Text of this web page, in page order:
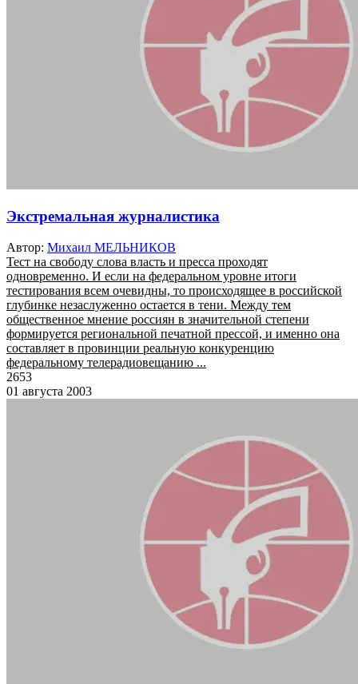
Экстремальная журналистика
Автор: Михаил МЕЛЬНИКОВ
Тест на свободу слова власть и пресса проходят
одновременно. И если на федеральном уровне итоги
тестирования всем очевидны, то происходящее в российской
глубинке незаслуженно остается в тени. Между тем
общественное мнение россиян в значительной степени
формируется региональной печатной прессой, и именно она
составляет в провинции реальную конкуренцию
федеральному телерадиовещанию ...
2653
01 августа 2003